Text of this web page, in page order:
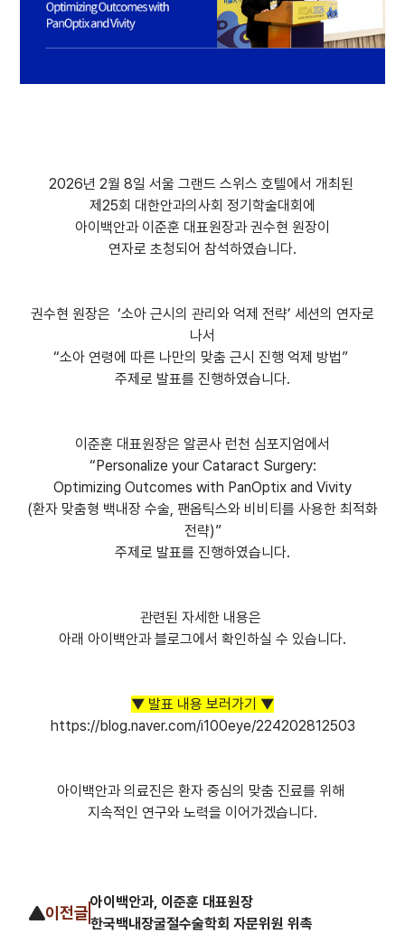
2026년 2월 8일 서울 그랜드 스위스 호텔에서 개최된
제25회 대한안과의사회 정기학술대회에
아이백안과 이준훈 대표원장과 권수현 원장이
연자로 초청되어 참석하였습니다.
권수현 원장은 ‘소아 근시의 관리와 억제 전략’ 세션의 연자로
나서
“소아 연령에 따른 나만의 맞춤 근시 진행 억제 방법”
주제로 발표를 진행하였습니다.
이준훈 대표원장은 알콘사 런천 심포지엄에서
“Personalize your Cataract Surgery:
Optimizing Outcomes with PanOptix and Vivity
(환자 맞춤형 백내장 수술, 팬옵틱스와 비비티를 사용한 최적화
전략)”
주제로 발표를 진행하였습니다.
관련된 자세한 내용은
아래 아이백안과 블로그에서 확인하실 수 있습니다.
▼ 발표 내용 보러가기 ▼
https://blog.naver.com/i100eye/224202812503
아이백안과 의료진은 환자 중심의 맞춤 진료를 위해
지속적인 연구와 노력을 이어가겠습니다.
이전글
아이백안과, 이준훈 대표원장
한국백내장굴절수술학회 자문위원 위촉